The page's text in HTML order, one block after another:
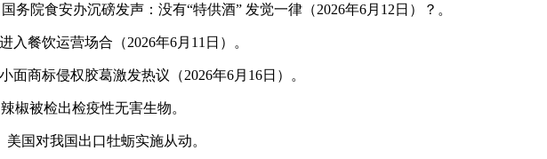
院食安办沉磅发声：没有“特供酒” 发觉一律（2026年6月12日）？。
餐饮运营场合（2026年6月11日）。
商标侵权胶葛激发热议（2026年6月16日）。
椒被检出检疫性无害生物。
国对我国出口牡蛎实施从动。